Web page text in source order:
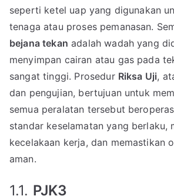
seperti ketel uap yang digunakan
tenaga atau proses pemanasan.
bejana tekan adalah wadah yang
menyimpan cairan atau gas pada
sangat tinggi. Prosedur Riksa Uji,
dan pengujian, bertujuan untuk
semua peralatan tersebut
standar keselamatan yang berlaku,
kecelakaan kerja, dan memastikan
aman.
1.1. PJK3